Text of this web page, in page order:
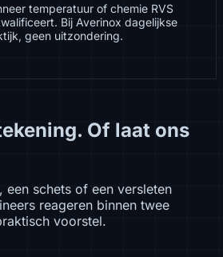
temperatuur of chemie RVS
Bij Averinox dagelijkse
geen uitzondering.
Of laat ons
een schets of een versleten
reageren binnen twee
voorstel.